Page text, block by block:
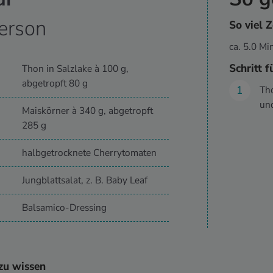
Thon in Salzlake à 100 g,
abgetropft 80 g
Maiskörner à 340 g, abgetropft
285 g
halbgetrocknete Cherrytomaten
Jungblattsalat, z. B. Baby Leaf
Balsamico-Dressing
So viel
ca. 5.0
Schritt
wissen